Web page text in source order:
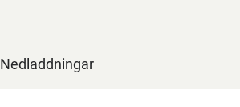
Nedladdningar